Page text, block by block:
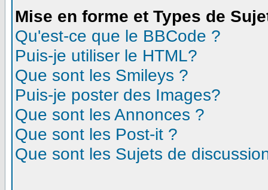
Mise en forme et Types de
Qu'est-ce que le BBCode ?
Puis-je utiliser le HTML?
Que sont les Smileys ?
Puis-je poster des Images?
Que sont les Annonces ?
Que sont les Post-it ?
Que sont les Sujets de